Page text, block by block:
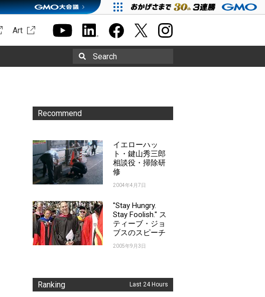
Art
Search
Recommend
イエローハッ
ト・鍵山秀三郎
相談役・掃除研
修
2004年4月7日
"Stay Hungry.
Stay Foolish." ス
ティーブ・ジョ
ブスのスピーチ
2005年9月3日
Ranking Last 24 Hours